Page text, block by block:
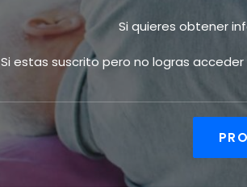
Si quieres obtener
Si estas suscrito pero no logras